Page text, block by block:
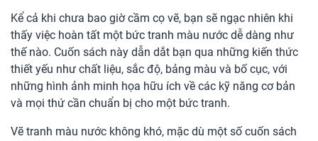
Kể cả khi chưa bao giờ cầm cọ vẽ, bạn sẽ ngạc nhiên khi
thấy việc hoàn tất một bức tranh màu nước dễ dàng như
thế nào. Cuốn sách này dẫn dắt bạn qua những kiến thức
thiết yếu như chất liệu, sắc độ, bảng màu và bố cục, với
những hình ảnh minh họa hữu ích về các kỹ năng cơ bản
và mọi thứ cần chuẩn bị cho một bức tranh.
Vẽ tranh màu nước không khó, mặc dù một số cuốn sách